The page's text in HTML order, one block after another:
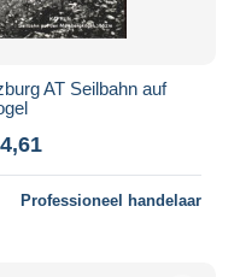
AT Seilbahn auf
Professioneel handelaar